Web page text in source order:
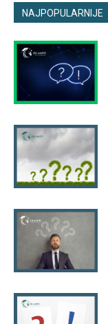
NAJPOPULARNIJE